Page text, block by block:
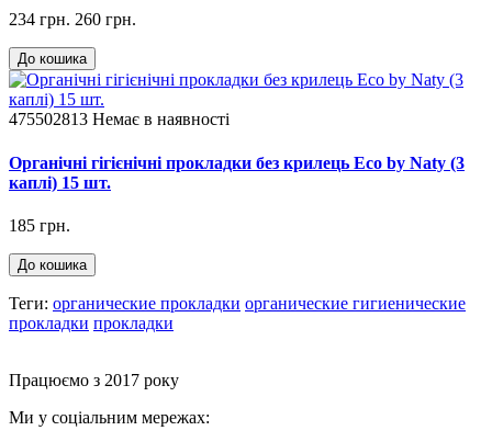
234 грн. 260 грн.
До кошика
475502813 Немає в наявності
Органічні гігієнічні прокладки без крилець Eco by Naty (3
каплі) 15 шт.
185 грн.
До кошика
Теги: органические прокладки органические гигиенические
прокладки прокладки
Працюємо з 2017 року
Ми у соціальним мережах: